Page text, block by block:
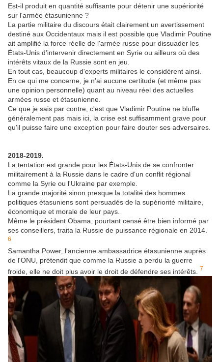
Est-il produit en quantité suffisante pour détenir une supériorité
sur l'armée étasunienne ?
La partie militaire du discours était clairement un avertissement
destiné aux Occidentaux mais il est possible que Vladimir Poutine
ait amplifié la force réelle de l'armée russe pour dissuader les
États-Unis d'intervenir directement en Syrie ou ailleurs où des
intérêts vitaux de la Russie sont en jeu.
En tout cas, beaucoup d'experts militaires le considèrent ainsi.
En ce qui me concerne, je n'ai aucune certitude (et même pas
une opinion personnelle) quant au niveau réel des actuelles
armées russe et étasunienne.
Ce que je sais par contre, c'est que Vladimir Poutine ne bluffe
généralement pas mais ici, la crise est suffisamment grave pour
qu'il puisse faire une exception pour faire douter ses adversaires.
2018-2019.
La tentation est grande pour les États-Unis de se confronter
militairement à la Russie dans le cadre d'un conflit régional
comme la Syrie ou l'Ukraine par exemple.
La grande majorité sinon presque la totalité des hommes
politiques étasuniens sont persuadés de la supériorité militaire,
économique et morale de leur pays.
Même le président Obama, pourtant censé être bien informé par
ses conseillers, traita la Russie de puissance régionale en 2014.
6
Samantha Power, l'ancienne ambassadrice étasunienne auprès
de l'ONU, prétendit que comme la Russie a perdu la guerre
froide, elle ne doit plus avoir le droit de défendre ses intérêts.
7